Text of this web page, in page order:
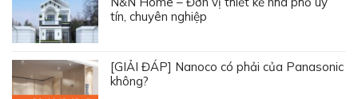
tín, chuyên nghiệp
[GIẢI ĐÁP] Nanoco có phải của Panasonic
không?